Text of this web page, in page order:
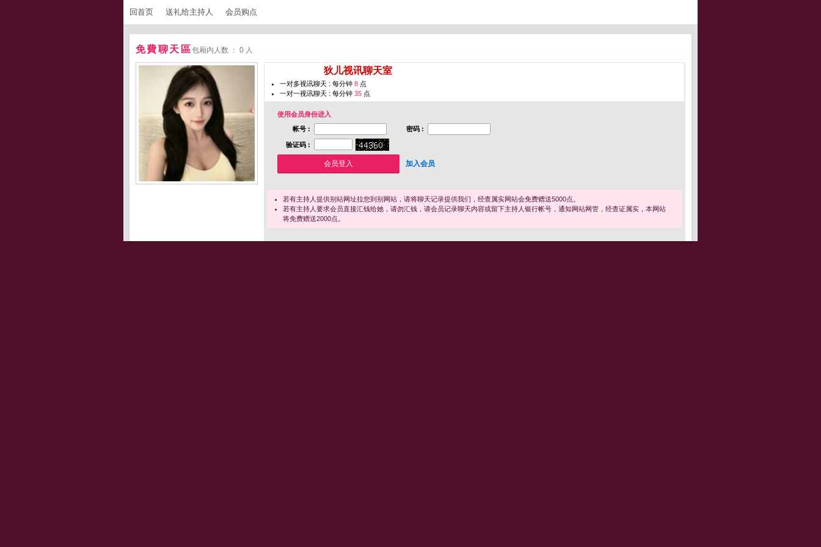
回首页 送礼给主持人 会员购点
免費聊天區包厢内人数 ： 0 人
狄儿视讯聊天室
一对多视讯聊天 : 每分钟 8 点
一对一视讯聊天 : 每分钟 35 点
使用会员身份进入
帐号 :
密码 :
验证码 :
加入会员
若有主持人提供别站网址拉您到别网站，请将聊天记录提供我们，经查属实网站会免费赠送5000点。
若有主持人要求会员直接汇钱给她，请勿汇钱，请会员记录聊天内容或留下主持人银行帐号，通知网站网管，经查证属实，本网站
将免费赠送2000点。